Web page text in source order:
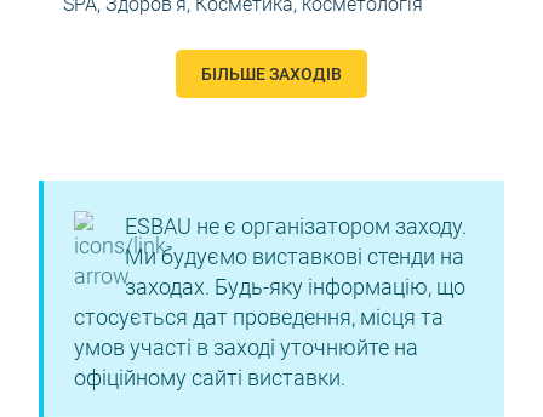
БІЛЬШЕ ЗАХОДІВ
ESBAU не є організатором заходу.
Ми будуємо виставкові стенди на
заходах. Будь-яку інформацію, що
стосується дат проведення, місця та
умов участі в заході уточнюйте на
офіційному сайті виставки.